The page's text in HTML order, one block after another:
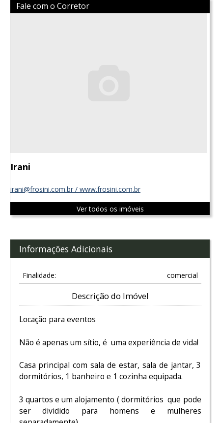
Fale com o Corretor
Irani
irani@frosini.com.br / www.frosini.com.br
Ver todos os imóveis
Informações Adicionais
Finalidade: comercial
Descrição do Imóvel
Locação para eventos
Não é apenas um sítio, é uma experiência de vida!
Casa principal com sala de estar, sala de jantar, 3
dormitórios, 1 banheiro e 1 cozinha equipada.
3 quartos e um alojamento ( dormitórios que pode
ser dividido para homens e mulheres